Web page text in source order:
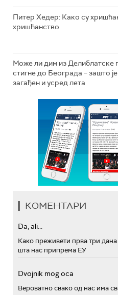
Питер Хедер: Како су
хришћанство
Може ли дим из Делиблатске
стигне до Београда – зашто
загађен и усред лета
КОМЕНТАРИ
Da, ali...
Како преживети прва три
шта нас припрема ЕУ
Dvojnik mog oca
Вероватно свако од нас има